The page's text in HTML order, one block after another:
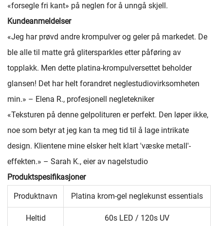
«forsegle fri kant» på neglen for å unngå skjell.
Kundeanmeldelser
«Jeg har prøvd andre krompulver og geler på markedet. De
ble alle til matte grå glitersparkles etter påføring av
topplakk. Men dette platina-krompulversettet beholder
glansen! Det har helt forandret neglestudiovirksomheten
min.» – Elena R., profesjonell negletekniker
«Teksturen på denne gelpolituren er perfekt. Den løper ikke,
noe som betyr at jeg kan ta meg tid til å lage intrikate
design. Klientene mine elsker helt klart 'væske metall'-
effekten.» – Sarah K., eier av nagelstudio
Produktspesifikasjoner
Produktnavn Platina krom-gel neglekunst essentials
Heltid 60s LED / 120s UV